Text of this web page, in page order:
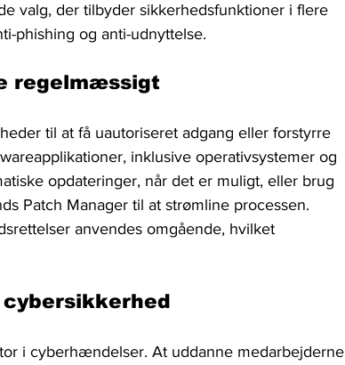
valg, der tilbyder sikkerhedsfunktioner i flere
phishing og anti-udnyttelse.
regelmæssigt
til at få uautoriseret adgang eller forstyrre
inklusive operativsystemer og
opdateringer, når det er muligt, eller brug
Patch Manager til at strømline processen.
anvendes omgående, hvilket
i cyberhændelser. At uddanne medarbejderne